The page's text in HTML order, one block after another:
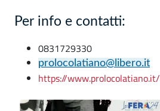
Per info e contatti:
0831729330
prolocolatiano@libero.it
https://www.prolocolatiano.it/